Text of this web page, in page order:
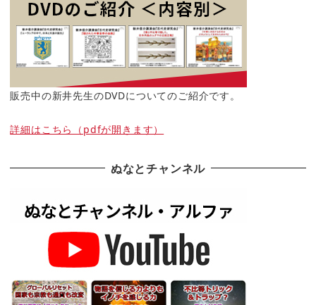
販売中の新井先生のDVDについてのご紹介です。
詳細はこちら（pdfが開きます）
ぬなとチャンネル